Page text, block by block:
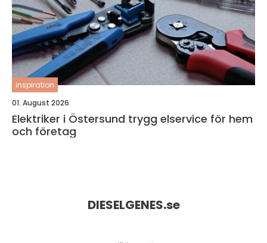
inspiration
01. August 2026
Elektriker i Östersund trygg elservice för hem
och företag
DIESELGENES.se